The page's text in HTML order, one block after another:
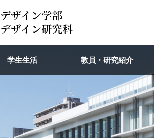
学生生活 教員・研究紹介